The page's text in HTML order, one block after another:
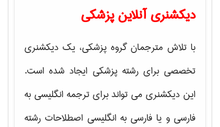
دیکشنری آنلاین پزشکی
با تلاش مترجمان گروه پزشکی، یک دیکشنری
تخصصی برای رشته پزشکی ایجاد شده است.
این دیکشنری می تواند برای ترجمه انگلیسی به
فارسی و یا فارسی به انگلیسی اصطلاحات رشته